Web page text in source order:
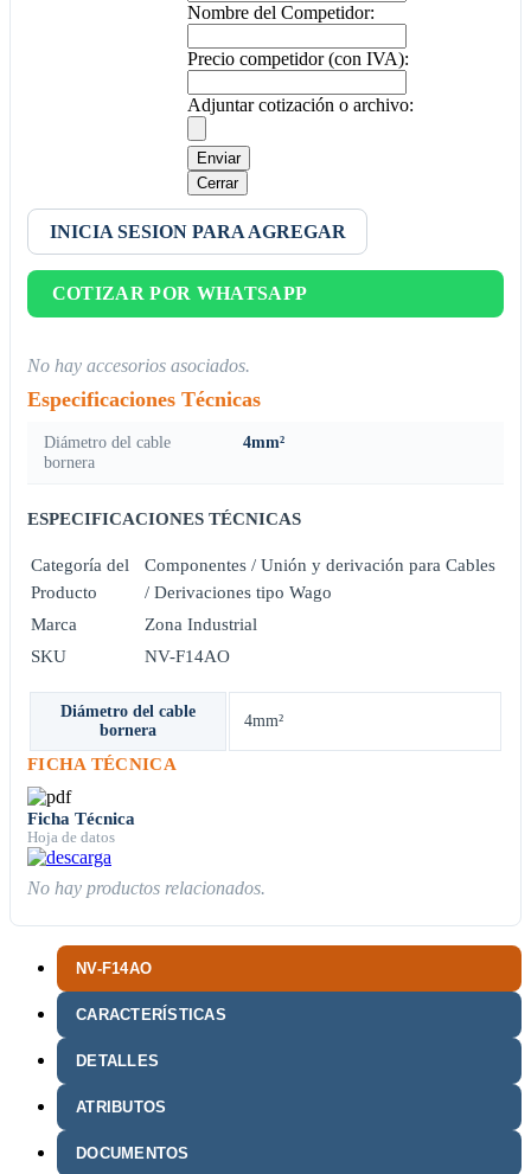
NV-F14AO
CARACTERÍSTICAS
DETALLES
ATRIBUTOS
DOCUMENTOS
Nombre del Competidor:
Precio competidor (con IVA):
Adjuntar cotización o archivo:
Enviar
Cerrar
INICIA SESION PARA AGREGAR
COTIZAR POR WHATSAPP
No hay accesorios asociados.
Especificaciones Técnicas
Diámetro del cable
bornera
4mm²
ESPECIFICACIONES TÉCNICAS
Categoría del
Producto
Componentes / Unión y derivación para Cables
/ Derivaciones tipo Wago
Marca
Zona Industrial
SKU
NV-F14AO
Diámetro del cable
bornera
4mm²
FICHA TÉCNICA
Ficha Técnica
Hoja de datos
No hay productos relacionados.